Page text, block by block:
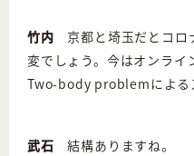
竹内 京都と埼玉だとコロ
変でしょう。今はオンライ
Two-body problemによる
武石 結構ありますね。